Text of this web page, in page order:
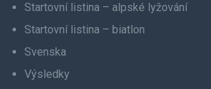
Startovní listina – alpské lyžování
Startovní listina – biatlon
Svenska
Výsledky